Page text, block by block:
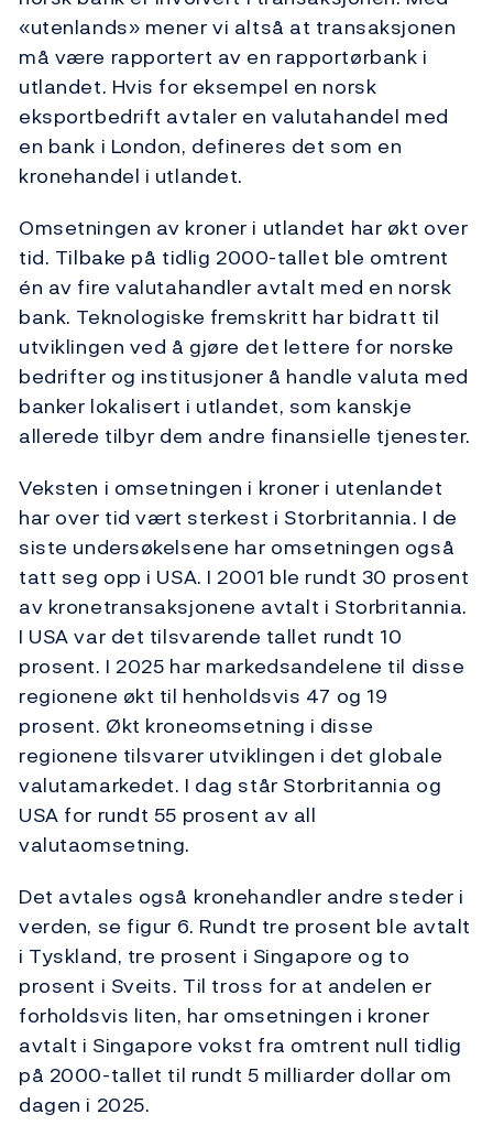
«utenlands» mener vi altså at transaksjonen
må være rapportert av en rapportørbank i
utlandet. Hvis for eksempel en norsk
eksportbedrift avtaler en valutahandel med
en bank i London, defineres det som en
kronehandel i utlandet.
Omsetningen av kroner i utlandet har økt over
tid. Tilbake på tidlig 2000-tallet ble omtrent
én av fire valutahandler avtalt med en norsk
bank. Teknologiske fremskritt har bidratt til
utviklingen ved å gjøre det lettere for norske
bedrifter og institusjoner å handle valuta med
banker lokalisert i utlandet, som kanskje
allerede tilbyr dem andre finansielle tjenester.
Veksten i omsetningen i kroner i utenlandet
har over tid vært sterkest i Storbritannia. I de
siste undersøkelsene har omsetningen også
tatt seg opp i USA. I 2001 ble rundt 30 prosent
av kronetransaksjonene avtalt i Storbritannia.
I USA var det tilsvarende tallet rundt 10
prosent. I 2025 har markedsandelene til disse
regionene økt til henholdsvis 47 og 19
prosent. Økt kroneomsetning i disse
regionene tilsvarer utviklingen i det globale
valutamarkedet. I dag står Storbritannia og
USA for rundt 55 prosent av all
valutaomsetning.
Det avtales også kronehandler andre steder i
verden, se figur 6. Rundt tre prosent ble avtalt
i Tyskland, tre prosent i Singapore og to
prosent i Sveits. Til tross for at andelen er
forholdsvis liten, har omsetningen i kroner
avtalt i Singapore vokst fra omtrent null tidlig
på 2000-tallet til rundt 5 milliarder dollar om
dagen i 2025.